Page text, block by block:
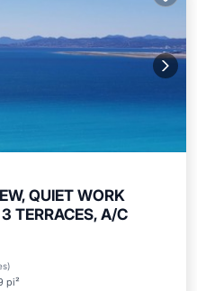
QUIET WORK
TERRACES, A/C
)
pi²
Balcon/Terrasse